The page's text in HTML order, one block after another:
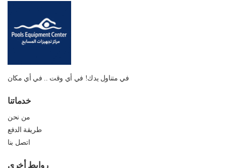
في متناول يدك! في أي وقت .. في أي مكان
خدماتنا
من نحن
طريقة الدفع
اتصل بنا
روابط أخرى